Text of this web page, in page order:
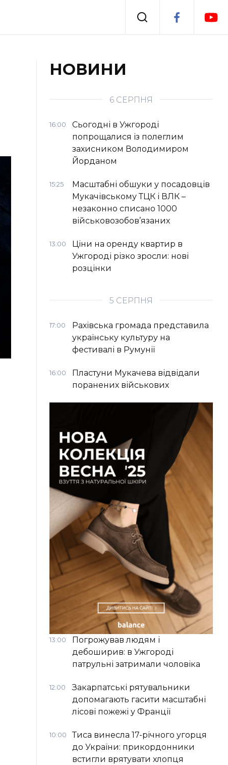
Події
НОВИНИ
6 СЕРПНЯ
16:00
Сьогодні в Ужгороді
попрощалися із полеглим
захисником Володимиром
Йорданом
15:25
Масштабні обшуки у посадовців
Мукачівському ТЦК і ВЛК –
незаконно списано 1000
військовозобов’язаних
13:00
Ціни на оренду квартир в
Ужгороді різко зросли: нові
розцінки
5 СЕРПНЯ
17:00
Рахівська громада представила
українську культуру на
фестивалі в Румунії
16:00
Пластуни Мукачева відвідали
поранених військових
13:00
Погрожував людям і
дебоширив: в Ужгороді
патрульні затримали чоловіка
12:00
Закарпатські рятувальники
допомагають гасити масштабні
лісові пожежі у Франції
10:00
Тиса винесла 17-річного угорця
до України: прикордонники
встигли врятувати хлопця